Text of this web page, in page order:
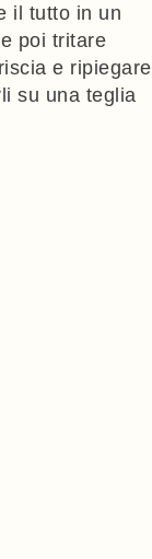
il tutto in un
poi tritare
e ripiegare
su una teglia